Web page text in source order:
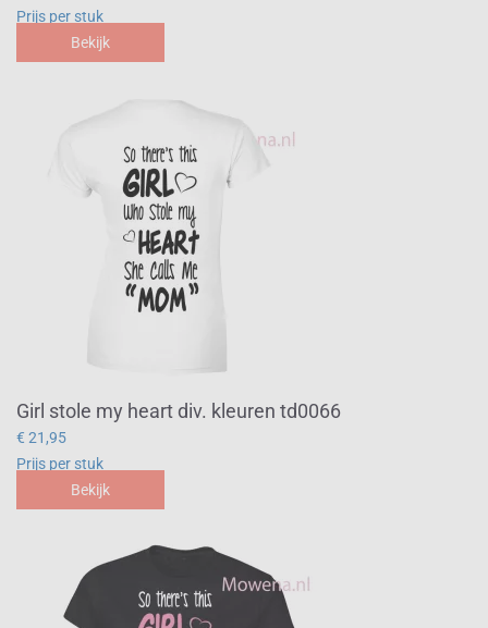
Prijs per stuk
Bekijk
Girl stole my heart div. kleuren td0066
€ 21,95
Prijs per stuk
Bekijk